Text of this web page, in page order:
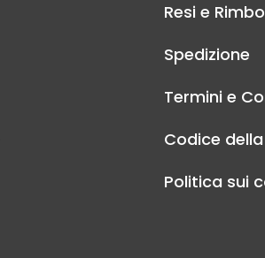
Resi e
Spedizione
Termini e
Codice
Politica sui